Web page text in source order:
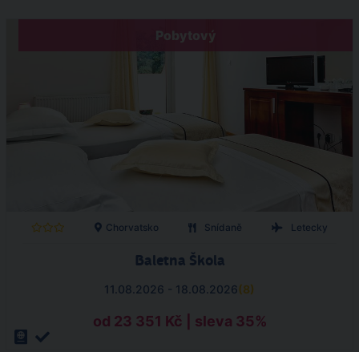
Pobytový
Chorvatsko Snídaně Letecky
Baletna Škola
11.08.2026 - 18.08.2026(8)
od 23 351 Kč | sleva 35%